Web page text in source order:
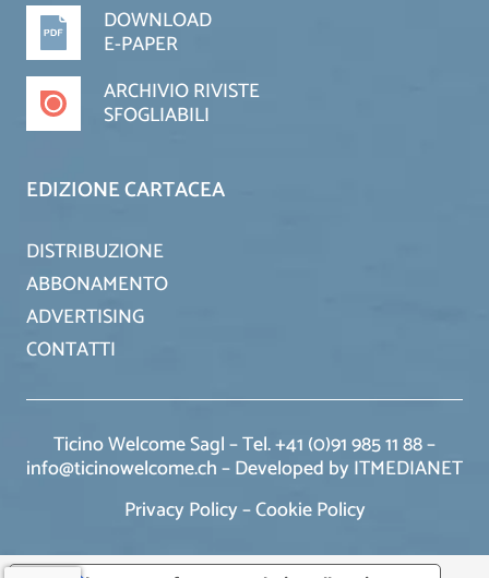
DOWNLOAD
E-PAPER
ARCHIVIO RIVISTE
SFOGLIABILI
EDIZIONE CARTACEA
DISTRIBUZIONE
ABBONAMENTO
ADVERTISING
CONTATTI
Ticino Welcome Sagl – Tel. +41 (0)91 985 11 88 –
info@ticinowelcome.ch –Developed by ITMEDIANET
Privacy Policy–Cookie Policy